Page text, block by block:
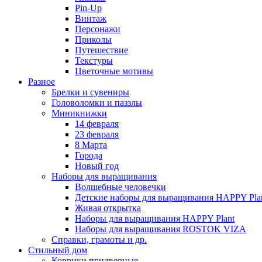
Pin-Up
Винтаж
Персонажи
Приколы
Путешествие
Текстуры
Цветочные мотивы
Разное
Брелки и сувениры
Головоломки и паззлы
Миникнижки
14 февраля
23 февраля
8 Марта
Города
Новый год
Наборы для выращивания
Волшебные человечки
Детские наборы для выращивания HAPPY
Живая открытка
Наборы для выращивания HAPPY Plant
Наборы для выращивания ROSTOK VIZA
Справки, грамоты и др.
Стильный дом